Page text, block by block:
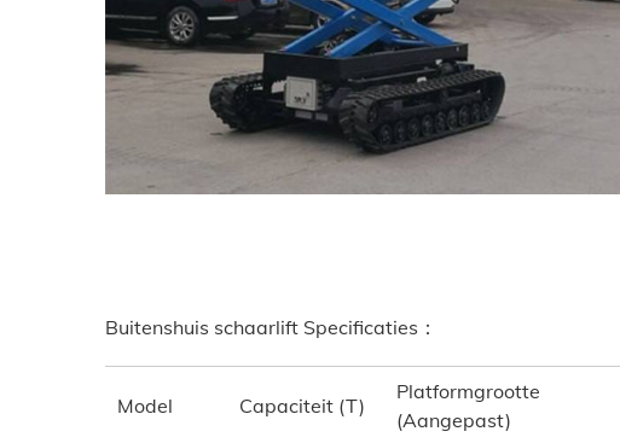
Buitenshuis schaarlift Specificaties：
Model Capaciteit (T)
Platformgrootte
(Aangepast)